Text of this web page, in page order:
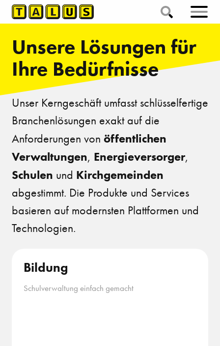
Unsere Lösungen für
Ihre Bedürfnisse
Unser Kerngeschäft umfasst schlüsselfertige
Branchenlösungen exakt auf die
Anforderungen von öffentlichen
Verwaltungen, Energieversorger,
Schulen und Kirchgemeinden
abgestimmt. Die Produkte und Services
basieren auf modernsten Plattformen und
Technologien.
Bildung
Schulverwaltung einfach gemacht